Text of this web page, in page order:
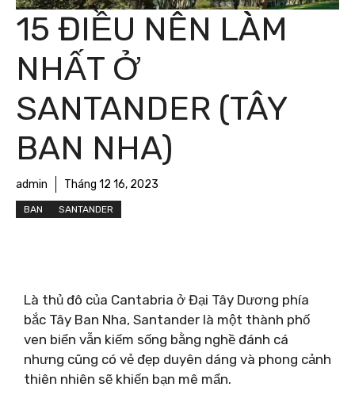
15 ĐIỀU NÊN LÀM
NHẤT Ở
SANTANDER (TÂY
BAN NHA)
admin Tháng 12 16, 2023
BAN SANTANDER
Là thủ đô của Cantabria ở Đại Tây Dương phía
bắc Tây Ban Nha, Santander là một thành phố
ven biển vẫn kiếm sống bằng nghề đánh cá
nhưng cũng có vẻ đẹp duyên dáng và phong cảnh
thiên nhiên sẽ khiến bạn mê mẩn.